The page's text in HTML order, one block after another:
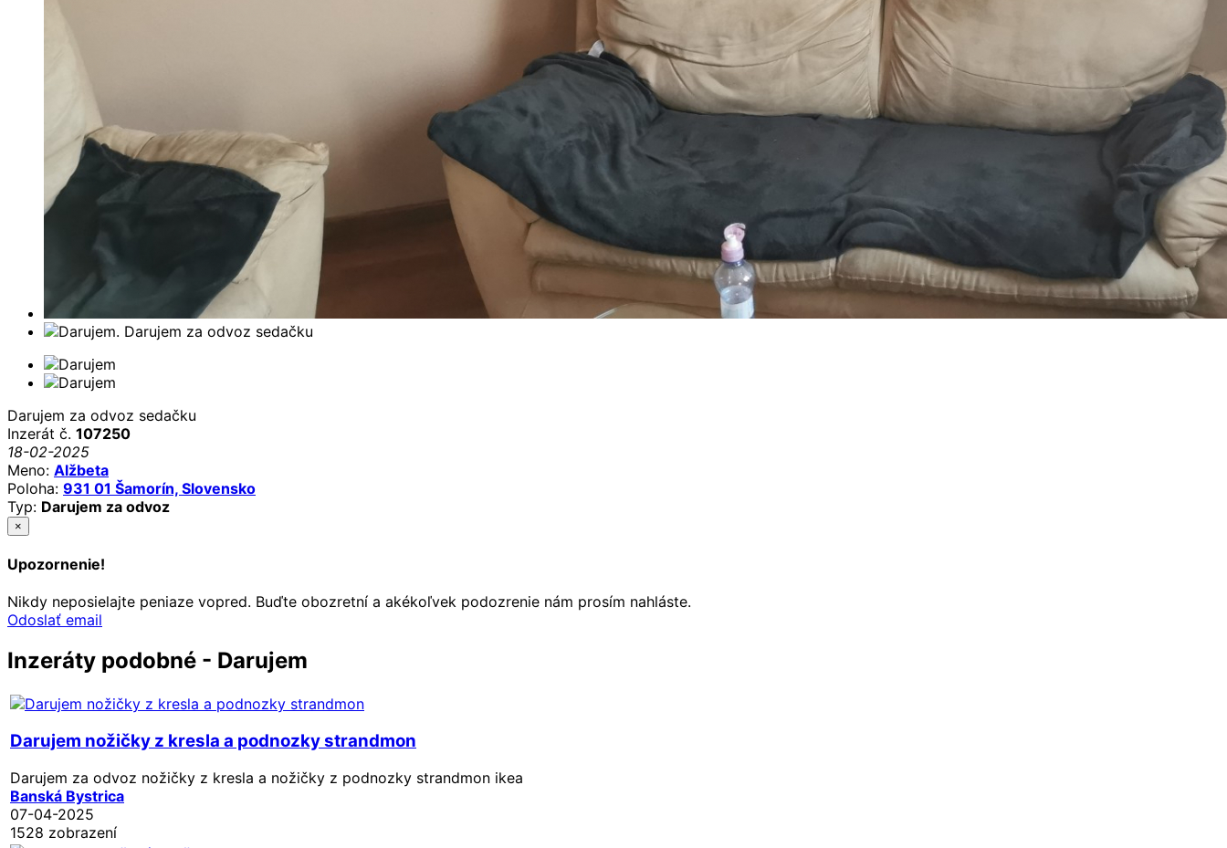
Darujem za odvoz sedačku
Inzerát č. 107250
18-02-2025
Meno: Alžbeta
Poloha: 931 01 Šamorín, Slovensko
Typ: Darujem za odvoz
×
Upozornenie!
Nikdy neposielajte peniaze vopred. Buďte obozretní a akékoľvek podozrenie nám prosím nahláste.
Odoslať email
Inzeráty podobné - Darujem
Darujem nožičky z kresla a podnozky strandmon
Darujem za odvoz nožičky z kresla a nožičky z podnozky strandmon ikea
Banská Bystrica
07-04-2025
1528 zobrazení